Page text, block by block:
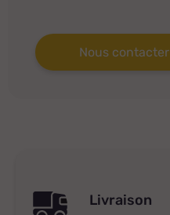
Nous contacter
Livraison